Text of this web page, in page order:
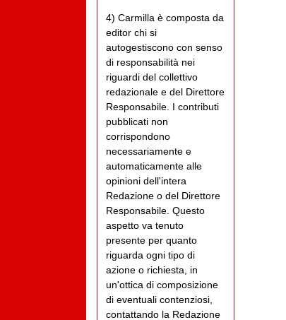
4) Carmilla è composta da
editor chi si
autogestiscono con senso
di responsabilità nei
riguardi del collettivo
redazionale e del Direttore
Responsabile. I contributi
pubblicati non
corrispondono
necessariamente e
automaticamente alle
opinioni dell'intera
Redazione o del Direttore
Responsabile. Questo
aspetto va tenuto
presente per quanto
riguarda ogni tipo di
azione o richiesta, in
un'ottica di composizione
di eventuali contenziosi,
contattando la Redazione